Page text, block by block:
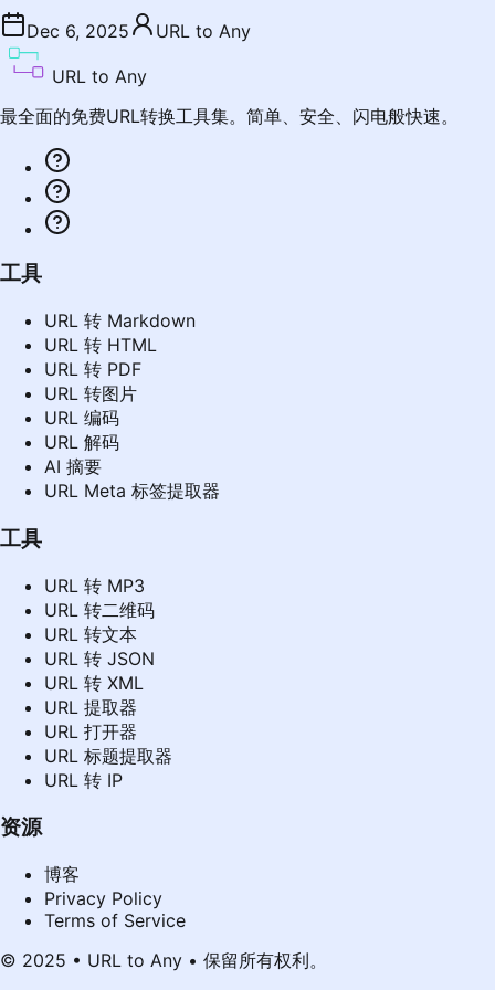
Dec 6, 2025 URL to Any
URL to Any
最全面的免费URL转换工具集。简单、安全、闪电般快速。
工具
URL 转 Markdown
URL 转 HTML
URL 转 PDF
URL 转图片
URL 编码
URL 解码
AI 摘要
URL Meta 标签提取器
工具
URL 转 MP3
URL 转二维码
URL 转文本
URL 转 JSON
URL 转 XML
URL 提取器
URL 打开器
URL 标题提取器
URL 转 IP
资源
博客
Privacy Policy
Terms of Service
© 2025 • URL to Any • 保留所有权利。